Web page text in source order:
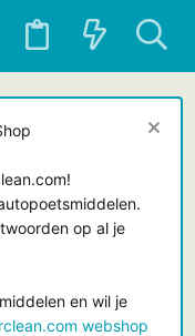
op al je
en wil je
webshop